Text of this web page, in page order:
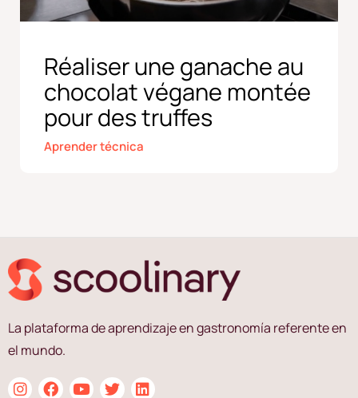
Réaliser une ganache au
chocolat végane montée
pour des truffes
Aprender técnica
La plataforma de aprendizaje en gastronomía referente en
el mundo.